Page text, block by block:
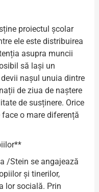
proiectul școlar
ele este distribuirea
asupra muncii
să lași un
nașul unuia dintre
de ziua de naștere
de susținere. Orice
o mare diferență
/Stein se angajează
și tinerilor,
lor socială. Prin